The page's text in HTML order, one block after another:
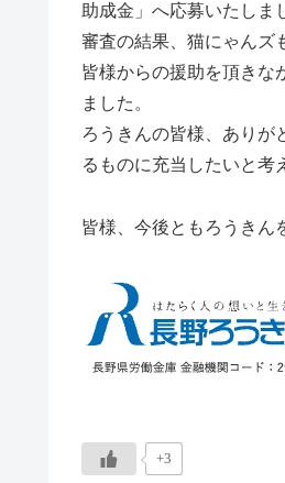
助成金」へ応募いたしま
審査の結果、猫にゃんズ
皆様からの援助を頂きな
ました。
ろうきんの皆様、ありが
るものに充当したいと考
皆様、今後ともろうきん
+3